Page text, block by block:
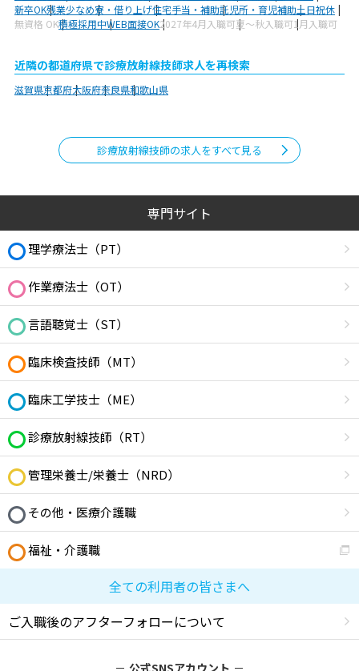
新卒OK残業少なめ寮・借り上げ住宅手当・補助託児所・育児補助土日祝休
無資格 OK積極採用中WEB面接OK2027年4月入職可夏～秋入職可1月入職可
近隣の都道府県で診療放射線技師求人を再検索
滋賀県京都府大阪府奈良県和歌山県
診療放射線技師の求人をすべて見る
専門サイト
理学療法士（PT）
作業療法士（OT）
言語聴覚士（ST）
臨床検査技師（MT）
臨床工学技士（ME）
診療放射線技師（RT）
管理栄養士/栄養士（NRD）
その他・医療介護職
福祉・介護職
全ての利用者の皆さまへ
ご入職後のアフターフォローについて